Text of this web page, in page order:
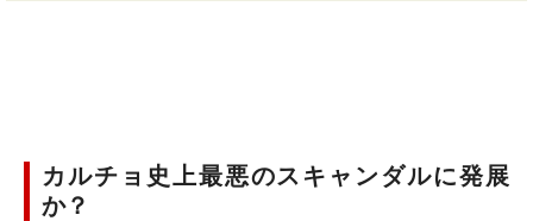
カルチョ史上最悪のスキャンダルに発展
か？